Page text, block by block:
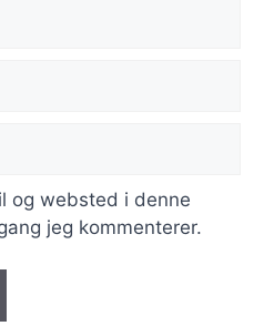
og websted i denne
jeg kommenterer.